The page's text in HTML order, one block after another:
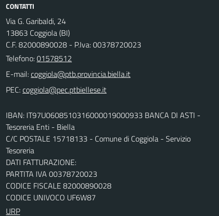
CONTATTI
Via G. Garibaldi, 24
13863 Coggiola (BI)
C.F. 82000890028 - P.Iva: 00378720023
Telefono:01578512
E-mail:
PEC:
IBAN: IT97U0608510316000019000933 BANCA DI ASTI -
Tesoreria Enti - Biella
C/C POSTALE 15718133 - Comune di Coggiola - Servizio
Tesoreria
DATI FATTURAZIONE:
PARTITA IVA 00378720023
CODICE FISCALE 82000890028
CODICE UNIVOCO UF6W87
URP